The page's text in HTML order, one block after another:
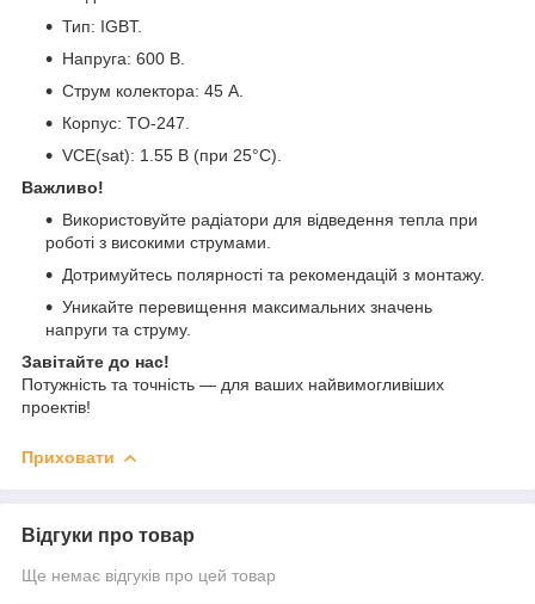
Тип: IGBT.
Напруга: 600 В.
Струм колектора: 45 А.
Корпус: TO-247.
VCE(sat): 1.55 В (при 25°C).
Важливо!
Використовуйте радіатори для відведення тепла при
роботі з високими струмами.
Дотримуйтесь полярності та рекомендацій з монтажу.
Уникайте перевищення максимальних значень
напруги та струму.
Завітайте до нас!
Потужність та точність — для ваших найвимогливіших
проектів!
Приховати
Відгуки про товар
Ще немає відгуків про цей товар